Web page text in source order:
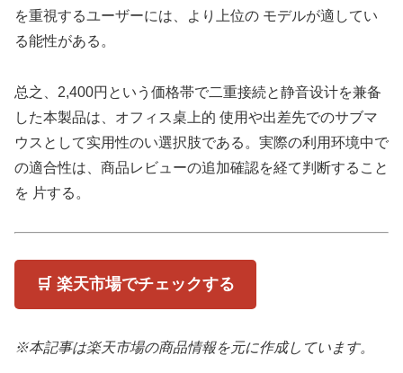
を重視するユーザーには、より上位の モデルが適してい
る能性がある。
总之、2,400円という価格帯で二重接続と静音设计を兼备
した本製品は、オフィス桌上的 使用や出差先でのサブマ
ウスとして实用性のい選択肢である。実際の利用环境中で
の適合性は、商品レビューの追加確認を経て判断すること
を 片する。
🛒 楽天市場でチェックする
※本記事は楽天市場の商品情報を元に作成しています。